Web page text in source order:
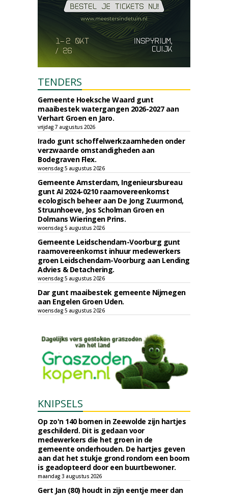
TENDERS
Gemeente Hoeksche Waard gunt
maaibestek watergangen 2026-2027 aan
Verhart Groen en Jaro.
vrijdag 7 augustus 2026
Irado gunt schoffelwerkzaamheden onder
verzwaarde omstandigheden aan
Bodegraven Flex.
woensdag 5 augustus 2026
Gemeente Amsterdam, Ingenieursbureau
gunt AI 2024-0210 raamovereenkomst
ecologisch beheer aan De Jong Zuurmond,
Struunhoeve, Jos Scholman Groen en
Dolmans Wieringen Prins.
woensdag 5 augustus 2026
Gemeente Leidschendam-Voorburg gunt
raamovereenkomst inhuur medewerkers
groen Leidschendam-Voorburg aan Lending
Advies & Detachering.
woensdag 5 augustus 2026
Dar gunt maaibestek gemeente Nijmegen
aan Engelen Groen Uden.
woensdag 5 augustus 2026
KNIPSELS
Op zo'n 140 bomen in Zeewolde zijn hartjes
geschilderd. Dit is gedaan voor
medewerkers die het groen in de
gemeente onderhouden. De hartjes geven
aan dat het stukje grond rondom een boom
is geadopteerd door een buurtbewoner.
maandag 3 augustus 2026
Gert Jan (80) houdt in zijn eentje meer dan